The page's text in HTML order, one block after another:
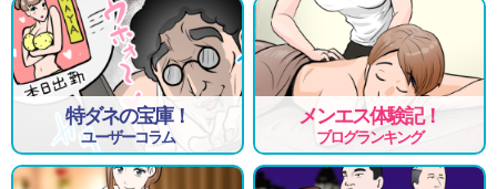
特ダネの宝庫！
ユーザーコラム
メンエス体験記！
ブログランキング